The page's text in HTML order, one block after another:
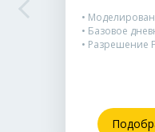
•
• Базовое
• Разрешение